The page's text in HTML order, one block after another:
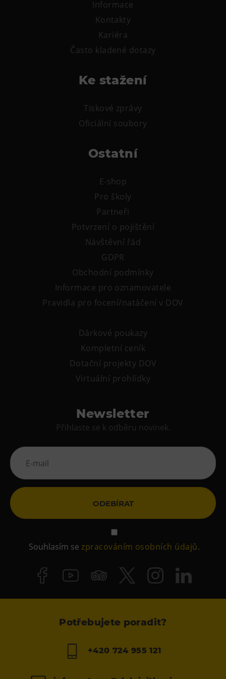
Tematické dárkové poukazy
Kroužky pro děti
Výjezdní akce
Informace
Kontakty
Kariéra
Často kladené dotazy
Ke stažení
Tiskové zprávy
Oficiální soubory
Ostatní
E-shop
Pro školy
Partneři
Potvrzení o pojištění
Návštěvní řád
GDPR
Obchodní podmínky
Informace pro oznamovatele
Pravidla pro focení/natáčení v DOV
Dárkové poukazy
Kompletní ceník
Dotační projekty DOV
Virtuální prohlídky
Newsletter
Přihlaste se k odběru novinek.
ODEBÍRAT
Souhlasím sezpracováním osobních údajů.
Potřebujete poradit?
+420 724 955 121